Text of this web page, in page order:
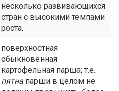
несколько развивающихся
стран с высокими темпами
роста.
поверхностная
обыкновенная
картофельная парша; т.е.
пятна парши в целом не